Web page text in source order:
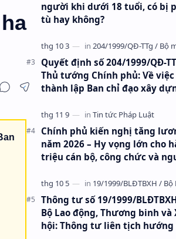
người khi dưới 18 tuổi, có bị
tù hay không?
Quyết định số 204/1999/QĐ-
Thủ tướng Chính phủ: Về việc
thành lập Ban chỉ đạo xây
Chính phủ kiến nghị tăng
năm 2026 – Hy vọng lớn cho
triệu cán bộ, công chức và
Thông tư số 19/1999/
Bộ Lao động, Thương binh và
hội: Thông tư liên tịch hướng